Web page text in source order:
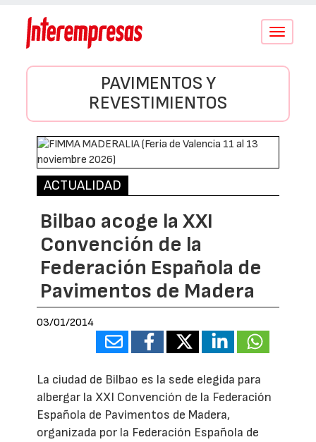
Conmutar
PAVIMENTOS Y
REVESTIMIENTOS
ACTUALIDAD
Bilbao acoge la XXI
Convención de la
Federación Española de
Pavimentos de Madera
03/01/2014
La ciudad de Bilbao es la sede elegida para
albergar la XXI Convención de la Federación
Española de Pavimentos de Madera,
organizada por la Federación Española de